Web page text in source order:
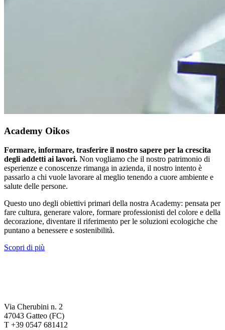
Academy Oikos
Formare, informare, trasferire il nostro sapere per la crescita
degli addetti ai lavori. Non vogliamo che il nostro patrimonio di
esperienze e conoscenze rimanga in azienda, il nostro intento è
passarlo a chi vuole lavorare al meglio tenendo a cuore ambiente e
salute delle persone.
Questo uno degli obiettivi primari della nostra Academy: pensata per
fare cultura, generare valore, formare professionisti del colore e della
decorazione, diventare il riferimento per le soluzioni ecologiche che
puntano a benessere e sostenibilità.
Scopri di più
Via Cherubini n. 2
47043 Gatteo (FC)
T +39 0547 681412